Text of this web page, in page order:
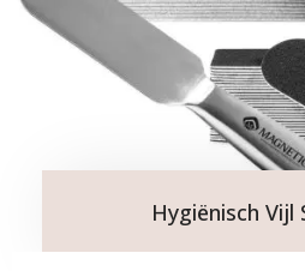
Hygiënisch Vijl